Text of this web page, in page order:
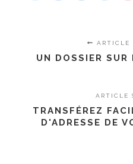
ARTICLE
UN DOSSIER SUR
ARTICLE
TRANSFÉREZ
D'ADRESSE DE